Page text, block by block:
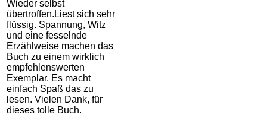
Wieder selbst
übertroffen.Liest sich sehr
flüssig. Spannung, Witz
und eine fesselnde
Erzählweise machen das
Buch zu einem wirklich
empfehlenswerten
Exemplar. Es macht
einfach Spaß das zu
lesen. Vielen Dank, für
dieses tolle Buch.